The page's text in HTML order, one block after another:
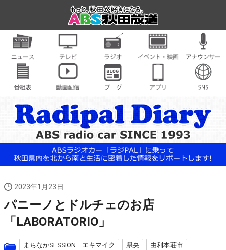
2023年1月23日
パニーノとドルチェのお店
「LABORATORIO」
まちなかSESSION エキマイク 県央 由利本荘市